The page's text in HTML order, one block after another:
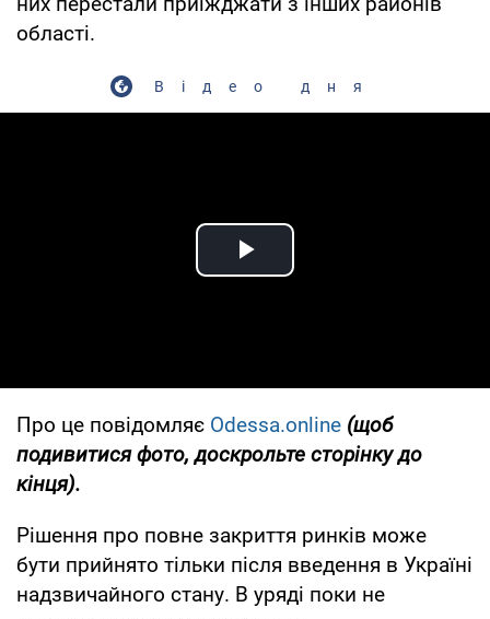
області.
Відео дня
Play Video
Про це повідомляє Odessa.online (щоб
подивитися фото, доскрольте сторінку до
кінця).
Рішення про повне закриття ринків може
бути прийнято тільки після введення в Україні
надзвичайного стану. В уряді поки не